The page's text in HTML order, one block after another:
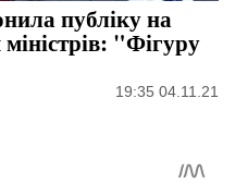
публіку на
"Фігуру
19:35 04.11.21